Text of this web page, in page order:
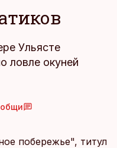
Ульясте
ловле окуней
побережье", титул